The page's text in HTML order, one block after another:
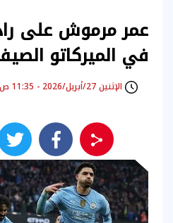
عمر مرموش على
في الميركاتو
الإثنين 27/أبريل/2026 - 11:35 ص